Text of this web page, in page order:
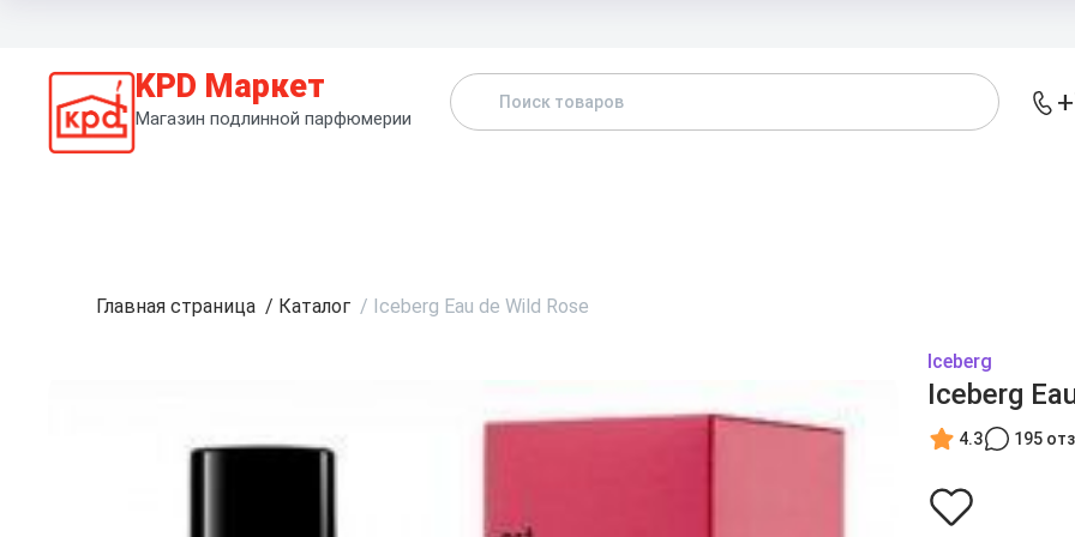
KPD Маркет
Магазин подлинной парфюмерии
Главная страница / Каталог / Iceberg Eau de Wild Rose
Iceberg
Iceberg
4.3 195